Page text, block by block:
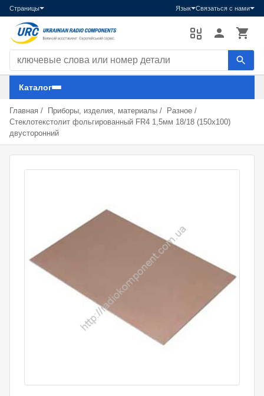
Страницы Язык Связаться с нами
Каталог
Главная / Приборы, изделия, материалы / Разное /
Стеклотекстолит фольгированный FR4 1,5мм 18/18 (150х100)
двусторонний